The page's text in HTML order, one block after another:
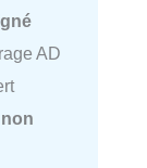
AD
non